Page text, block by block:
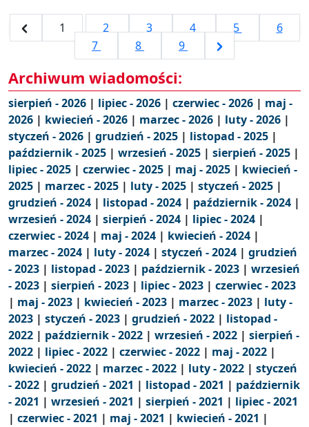
1 2 3 4 5
6
7
8 9
Archiwum wiadomości:
sierpień - 2026 | lipiec - 2026 | czerwiec - 2026 | maj -
2026 | kwiecień - 2026 | marzec - 2026 | luty - 2026 |
styczeń - 2026 | grudzień - 2025 | listopad - 2025 |
październik - 2025 | wrzesień - 2025 | sierpień - 2025 |
lipiec - 2025 | czerwiec - 2025 | maj - 2025 | kwiecień -
2025 | marzec - 2025 | luty - 2025 | styczeń - 2025 |
grudzień - 2024 | listopad - 2024 | październik - 2024 |
wrzesień - 2024 | sierpień - 2024 | lipiec - 2024 |
czerwiec - 2024 | maj - 2024 | kwiecień - 2024 |
marzec - 2024 | luty - 2024 | styczeń - 2024 | grudzień
- 2023 | listopad - 2023 | październik - 2023 | wrzesień
- 2023 | sierpień - 2023 | lipiec - 2023 | czerwiec - 2023
| maj - 2023 | kwiecień - 2023 | marzec - 2023 | luty -
2023 | styczeń - 2023 | grudzień - 2022 | listopad -
2022 | październik - 2022 | wrzesień - 2022 | sierpień -
2022 | lipiec - 2022 | czerwiec - 2022 | maj - 2022 |
kwiecień - 2022 | marzec - 2022 | luty - 2022 | styczeń
- 2022 | grudzień - 2021 | listopad - 2021 | październik
- 2021 | wrzesień - 2021 | sierpień - 2021 | lipiec - 2021
| czerwiec - 2021 | maj - 2021 | kwiecień - 2021 |